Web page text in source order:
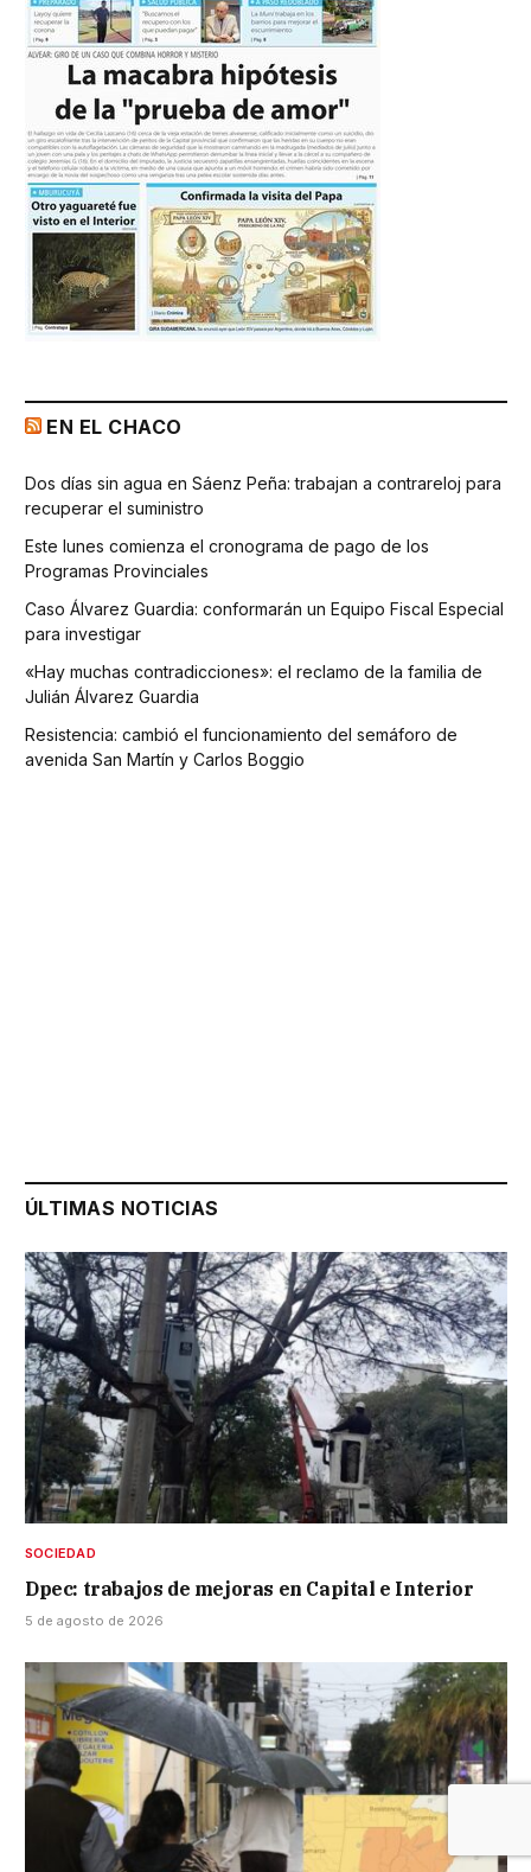
EN EL CHACO
Dos días sin agua en Sáenz Peña: trabajan a contrareloj para
recuperar el suministro
Este lunes comienza el cronograma de pago de los
Programas Provinciales
Caso Álvarez Guardia: conformarán un Equipo Fiscal Especial
para investigar
«Hay muchas contradicciones»: el reclamo de la familia de
Julián Álvarez Guardia
Resistencia: cambió el funcionamiento del semáforo de
avenida San Martín y Carlos Boggio
ÚLTIMAS NOTICIAS
SOCIEDAD
Dpec: trabajos de mejoras en Capital e Interior
5 de agosto de 2026